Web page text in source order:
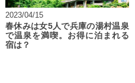
2023/04/15
春休みは女5人で兵庫の湯村温泉
で温泉を満喫。お得に泊まれる
宿は？